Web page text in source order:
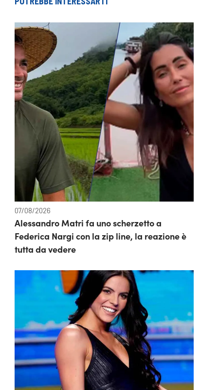
07/08/2026
Alessandro Matri fa uno scherzetto a
Federica Nargi con la zip line, la reazione è
tutta da vedere